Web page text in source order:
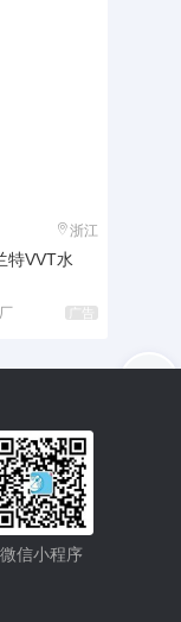
浙江
特VVT水
广告
微信小程序
的查找产品